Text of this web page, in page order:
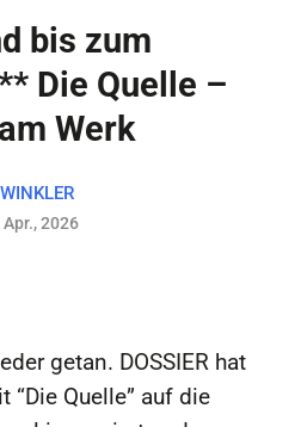
bis zum
Die Quelle –
Werk
2026
getan. DOSSIER hat
Quelle” auf die